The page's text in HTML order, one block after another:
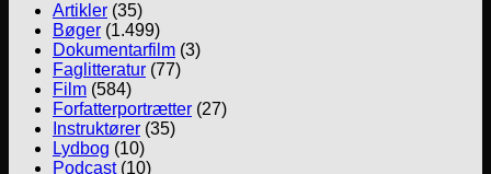
Artikler (35)
Bøger (1.499)
Dokumentarfilm (3)
Faglitteratur (77)
Film (584)
Forfatterportrætter (27)
Instruktører (35)
Lydbog (10)
Podcast(10)